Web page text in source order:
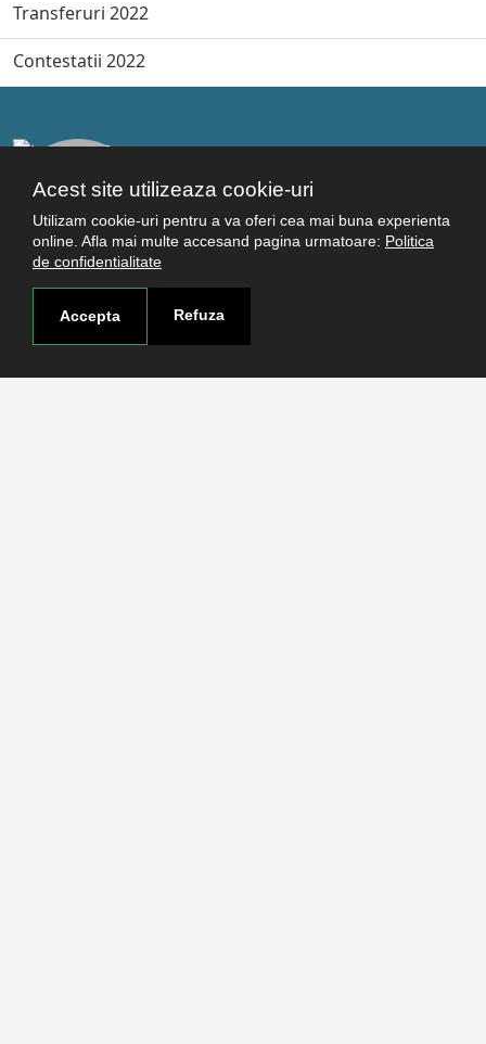
Acest site utilizeaza cookie-uri
Utilizam cookie-uri pentru a va oferi cea mai buna experienta
online. Afla mai multe accesand pagina urmatoare: Politica
de confidentialitate
Accepta Refuza
Transferuri 2022
Contestatii 2022
Legături utile
Studenţi
Facultăţi